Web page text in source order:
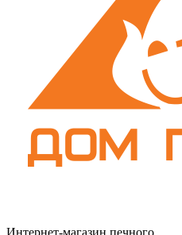
Интернет-магазин печного